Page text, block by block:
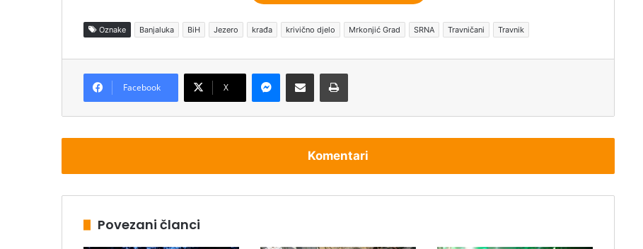
Oznake Banjaluka BiH Jezero krađa krivično djelo Mrkonjić Grad SRNA Travničani Travnik
Facebook X
Komentari
Povezani članci